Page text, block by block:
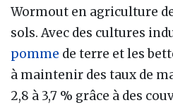
Wormout en agriculture
sols. Avec des cultures
pomme de terre et les
à maintenir des taux de
2,8 à 3,7 % grâce à des